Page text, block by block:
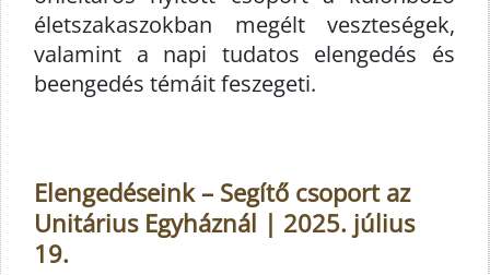
életszakaszokban megélt veszteségek,
valamint a napi tudatos elengedés és
beengedés témáit feszegeti.
Elengedéseink – Segítő csoport az
Unitárius Egyháznál | 2025. július
19.